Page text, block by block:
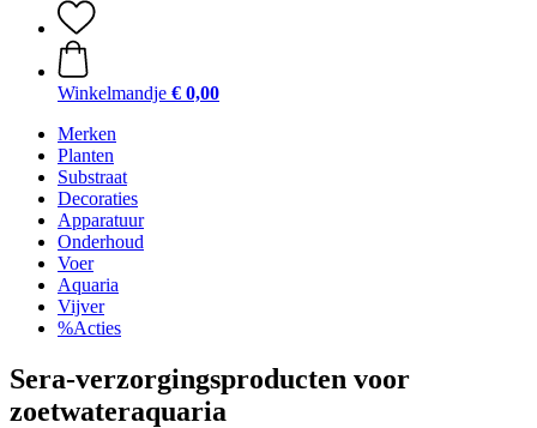
Winkelmandje € 0,00
Merken
Planten
Substraat
Decoraties
Apparatuur
Onderhoud
Voer
Aquaria
Vijver
%Acties
Sera-verzorgingsproducten voor
zoetwateraquaria